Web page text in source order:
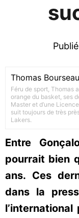
Thomas Bourseau
Féru de sport, Thomas
orange du basket, ses
Master et d’une
suit toujours de très
Lakers.
Entre
pourrait bien
ans. Ces
dans la